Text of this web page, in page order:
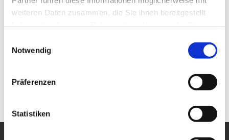
weiteren Daten zusammen, die Sie ihnen bereitgestellt
Notwendig
Präferenzen
Statistiken